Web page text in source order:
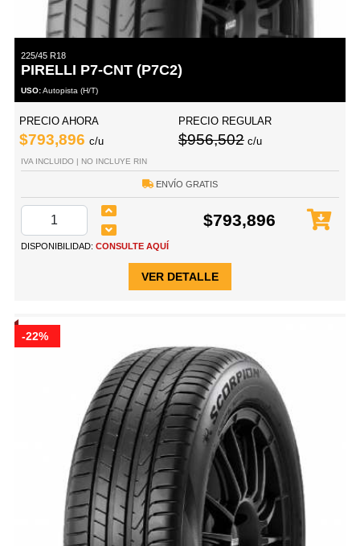
225/45 R18
PIRELLI P7-CNT (P7C2)
USO:Autopista (H/T)
PRECIO AHORA
$793,896 c/u
PRECIO REGULAR
$956,502 c/u
IVA INCLUIDO | NO INCLUYE RIN
ENVÍO GRATIS
$793,896
DISPONIBILIDAD: CONSULTE AQUÍ
VER DETALLE
-22%